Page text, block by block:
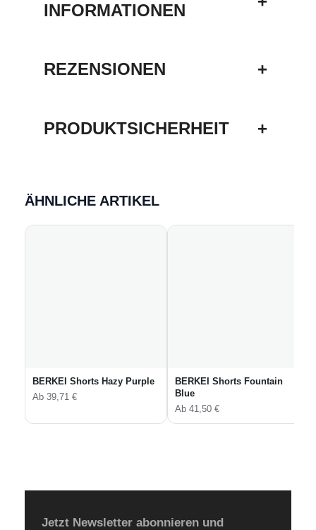
e
e
INFORMATIONEN
REZENSIONEN +
PRODUKTSICHERHEIT +
ÄHNLICHE ARTIKEL
BERKEI Shorts Hazy Purple
Ab 39,71 €
BERKEI Shorts Fountain
Blue
Ab 41,50 €
Jetzt Newsletter abonnieren und